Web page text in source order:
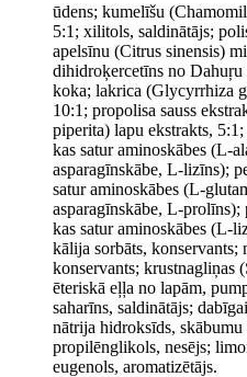
ūdens; kumelīšu
5:1; xilitols, saldinātājs;
apelsīnu (Citrus sinensis)
dihidroķercetīns no
koka; lakrica (Glycyrrhiza
10:1; propolisa sauss
piperita) lapu ekstrakts,
kas satur aminoskābes (L-
asparagīnskābe, L-lizīns);
satur aminoskābes (L-
asparagīnskābe, L-
kas satur aminoskābes (L-
kālija sorbāts, konservants;
konservants; krustnagliņas
ēteriskā eļļa no lapām,
saharīns, saldinātājs;
nātrija hidroksīds,
propilēnglikols, nesējs;
eugenols, aromatizētājs.